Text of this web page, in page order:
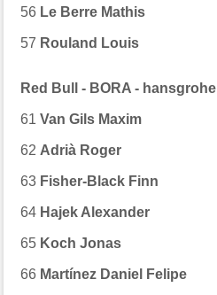
56 Le Berre Mathis
57 Rouland Louis
Red Bull - BORA - hansgrohe
61Van Gils Maxim
62 Adrià Roger
63 Fisher-Black Finn
64 Hajek Alexander
65 Koch Jonas
66 Martínez Daniel Felipe